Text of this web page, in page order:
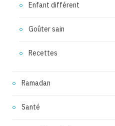
Enfant différent
Goûter sain
Recettes
Ramadan
Santé